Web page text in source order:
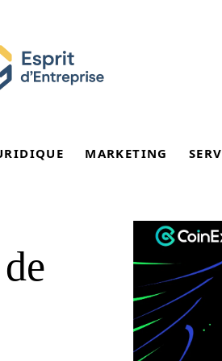
MARKETING